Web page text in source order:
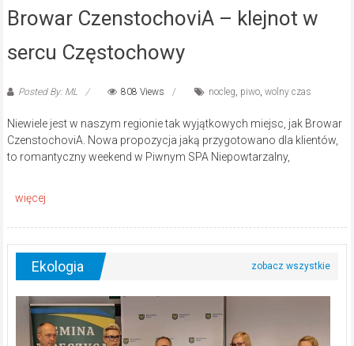
Browar CzenstochoviA – klejnot w
sercu Częstochowy
Posted By: ML 808 Views nocleg, piwo, wolny czas
Niewiele jest w naszym regionie tak wyjątkowych miejsc, jak Browar
CzenstochoviA. Nowa propozycja jaką przygotowano dla klientów,
to romantyczny weekend w Piwnym SPA Niepowtarzalny,
Ekologia